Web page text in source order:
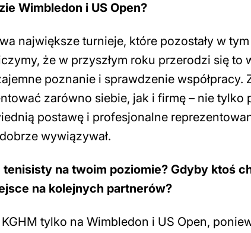
Wimbledon i US Open?
największe turnieje, które pozostały w
że w przyszłym roku przerodzi się to
poznanie i sprawdzenie współpracy.
zarówno siebie, jak i firmę – nie tylko
postawę i profesjonalne
wywiązywał.
na twoim poziomie? Gdyby ktoś
na kolejnych partnerów?
tylko na Wimbledon i US Open,